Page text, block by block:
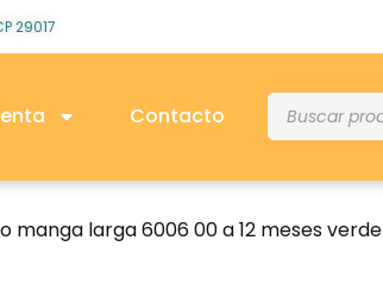
29017
Contacto
manga larga 6006 00 a 12 meses verde